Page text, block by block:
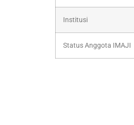
Institusi
Status Anggota IMAJI